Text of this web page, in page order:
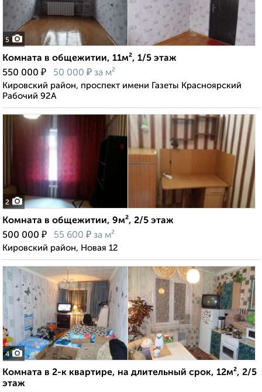
5
Комната в общежитии, 11м², 1/5 этаж
550 000 ₽ 50 000 ₽ за м²
Кировский район, проспект имени Газеты Красноярский
Рабочий 92А
2
Комната в общежитии, 9м², 2/5 этаж
500 000 ₽ 55 600 ₽ за м²
Кировский район, Новая 12
4
Комната в 2-к квартире, на длительный срок, 12м², 2/5
этаж